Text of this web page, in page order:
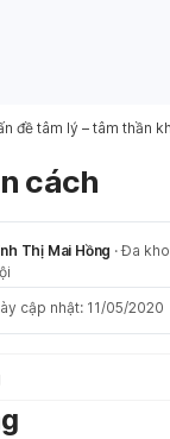
đề tâm lý – tâm thần
cách
Thị Mai Hồng ·Đa
cập nhật: 11/05/2020